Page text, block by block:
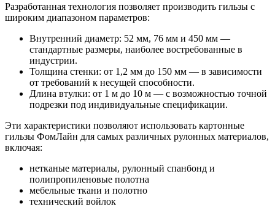
Разработанная технология позволяет производить гильзы с
широким диапазоном параметров:
Внутренний диаметр: 52 мм, 76 мм и 450 мм —
стандартные размеры, наиболее востребованные в
индустрии.
Толщина стенки: от 1,2 мм до 150 мм — в зависимости
от требований к несущей способности.
Длина втулки: от 1 м до 10 м — с возможностью точной
подрезки под индивидуальные спецификации.
Эти характеристики позволяют использовать картонные
гильзы ФомЛайн для самых различных рулонных материалов,
включая:
нетканые материалы, рулонный спанбонд и
полипропиленовые полотна
мебельные ткани и полотно
технический войлок